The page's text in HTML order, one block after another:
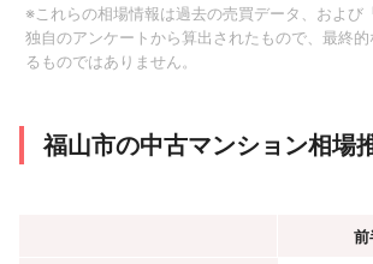
※これらの相場情報は過去の売買データ、および
独自のアンケートから算出されたもので、最終
るものではありません。
福山市の中古マンション相場
前